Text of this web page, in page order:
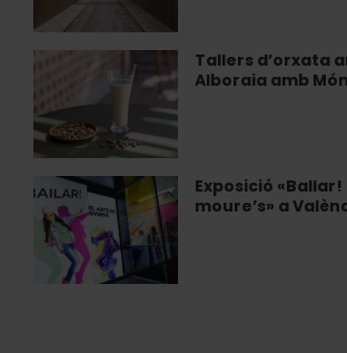
València
guiades
a
Bombas
Tallers d’orxata
Alboraia amb
Tallers
artesanal
a
Alboraia
amb
Món
Orxata
Exposició «Ballar!
moure’s» a
Exposició
«Ballar!
L’art
moure’s»